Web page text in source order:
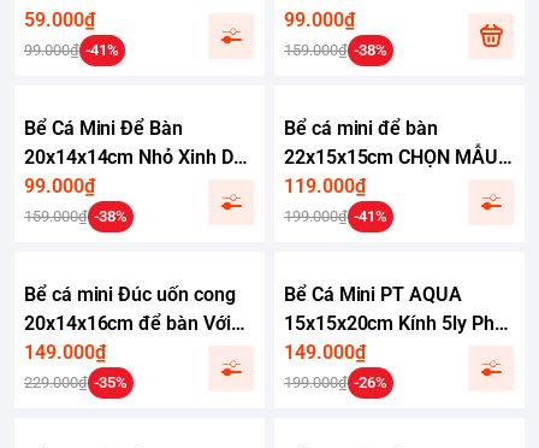
59.000₫
99.000₫ -41%
bàn làm việc phù hợp nuôi
cá 7 màu cá betta
99.000₫
159.000₫ -38%
Bể Cá Mini Để Bàn
20x14x14cm Nhỏ Xinh Dễ
Thương Phù Hợp Nuôi Cá
Cảnh Nhỏ Để Bàn
99.000₫
159.000₫ -38%
Bể cá mini để bàn
22x15x15cm CHỌN MẪU
với nhiều mầu có kèm phụ
kiện
119.000₫
199.000₫ -41%
Bể cá mini Đúc uốn cong
20x14x16cm để bàn Với
nhiều mẫu lựa chọn có
kèm phụ kiện sỏi nền và
149.000₫
229.000₫ -35%
Bể Cá Mini PT AQUA
15x15x20cm Kính 5ly Phù
Hợp Nuôi Cá Mini Để Bàn
hoặc Làm Bể Thuỷ Sinh
149.000₫
199.000₫ -26%